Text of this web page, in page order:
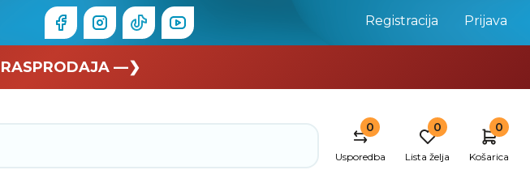
Registracija Prijava
—❯
RASPRODAJA —❯
0
Usporedba
0
Lista želja
0
Košarica